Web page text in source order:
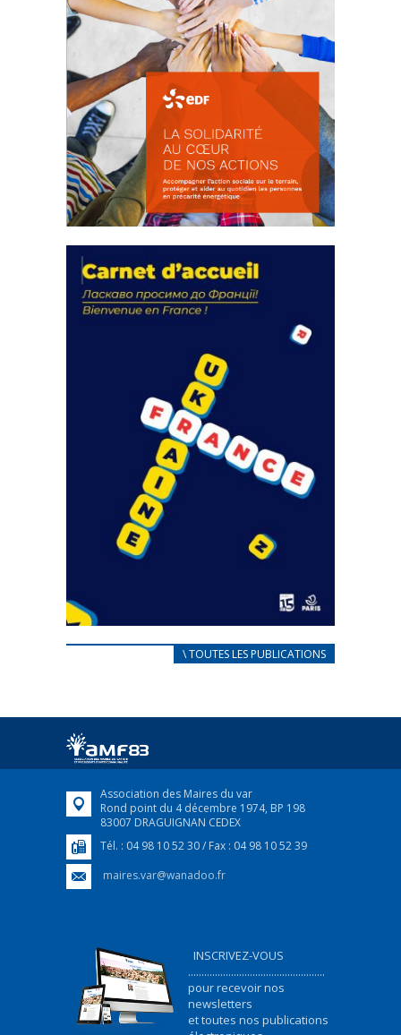
actions
18 septembre 2023
FEUILLETER
CARNET D’ACCUEIL
Afin d’accompagner au mieux les réfugiés
FEUILLETER
\ TOUTES LES PUBLICATIONS
Association des Maires du var
Rond point du 4 décembre 1974, BP 198
83007 DRAGUIGNAN CEDEX
Tél. : 04 98 10 52 30 / Fax : 04 98 10 52 39
maires.var@wanadoo.fr
INSCRIVEZ-VOUS
...................................................
pour recevoir nos
newsletters
et toutes nos publications